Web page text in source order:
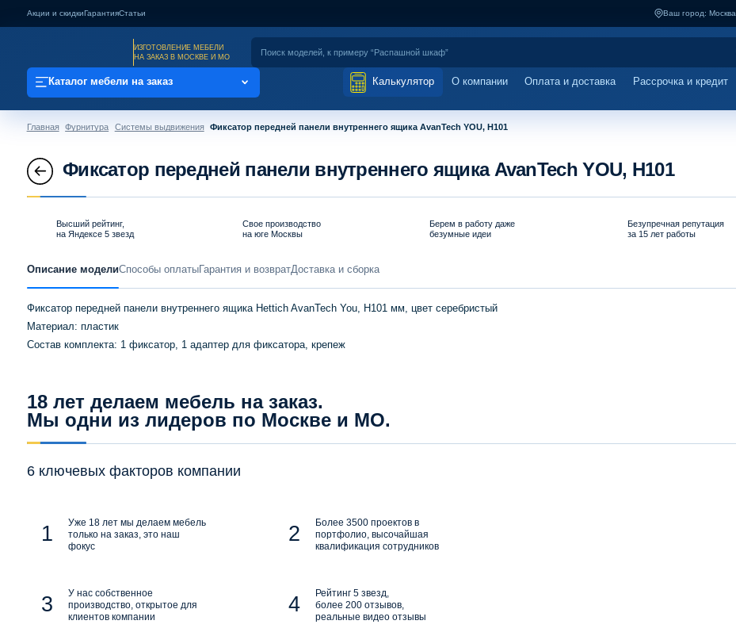
Акции и скидкиГарантияСтатьи Ваш город: Москва
ИЗГОТОВЛЕНИЕ МЕБЕЛИ
НА ЗАКАЗ В МОСКВЕ И МО
Каталог мебели на заказ Калькулятор О компании Оплата и доставка Рассрочка и кредит
Главная Фурнитура Системы выдвижения Фиксатор передней панели внутреннего ящика AvanTech YOU, H101
Фиксатор передней панели внутреннего ящика AvanTech YOU, H101
Высший рейтинг,
на Яндексе 5 звезд
Свое производство
на юге Москвы
Берем в работу даже
безумные идеи
Безупречная репутация
за 15 лет работы
Описание модели Способы оплатыГарантия и возвратДоставка и сборка
Фиксатор передней панели внутреннего ящика Hettich AvanTech You, H101 мм, цвет серебристый
Материал: пластик
Состав комплекта: 1 фиксатор, 1 адаптер для фиксатора, крепеж
18 лет делаем мебель на заказ.
Мы одни из лидеров по Москве и МО.
6 ключевых факторов компании
Уже 18 лет мы делаем мебель
только на заказ, это наш
фокус
Более 3500 проектов в
портфолио, высочайшая
квалификация сотрудников
У нас собственное
производство, открытое для
клиентов компании
Рейтинг 5 звезд,
более 200 отзывов,
реальные видео отзывы